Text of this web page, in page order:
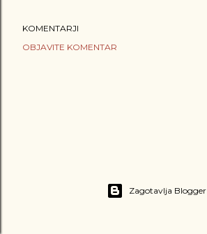
KOMENTARJI
OBJAVITE KOMENTAR
Zagotavlja Blogger